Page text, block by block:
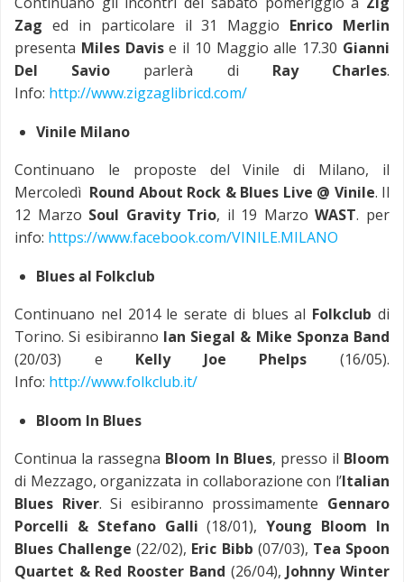
Zag ed in particolare il 31 Maggio Enrico Merlin
presenta Miles Davise il 10 Maggio alle 17.30 Gianni
Del Savio parlerà di Ray Charles.
Info: http://www.zigzaglibricd.com/
Vinile Milano
Continuano le proposte del Vinile di Milano, il
Mercoledì Round About Rock & Blues Live @ Vinile. Il
12 Marzo Soul Gravity Trio, il 19 MarzoWAST. per
info: https://www.facebook.com/VINILE.MILANO
Blues al Folkclub
Continuano nel 2014 le serate di blues al Folkclub di
Torino. Si esibiranno Ian Siegal & Mike Sponza Band
(20/03) e Kelly Joe Phelps (16/05).
Info: http://www.folkclub.it/
Bloom In Blues
Continua la rassegna Bloom In Blues, presso il Bloom
di Mezzago, organizzata in collaborazione con l’Italian
Blues River. Si esibiranno prossimamente Gennaro
Porcelli & Stefano Galli (18/01),Young Bloom In
Blues Challenge (22/02), Eric Bibb (07/03), Tea Spoon
Quartet & Red Rooster Band (26/04), Johnny Winter